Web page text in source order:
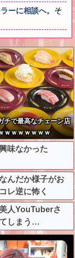
ーに相談へ。そ
チで最高なチェーン店
ｗｗｗｗｗｗｗ
味なかった
んだか様子がお
レ逆に怖く
人YouTuberさ
しまう…